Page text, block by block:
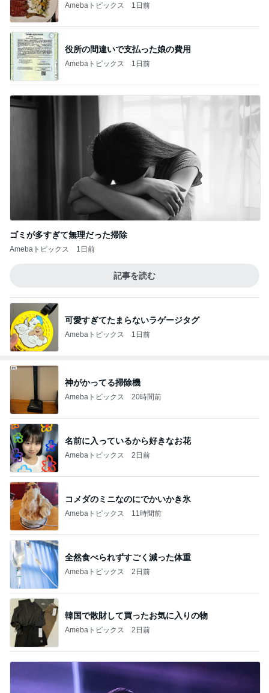
Amebaトピックス 1日前
役所の間違いで支払った娘の費用
Amebaトピックス 1日前
ゴミが多すぎて無理だった掃除
Amebaトピックス 1日前
記事を読む
可愛すぎてたまらないラゲージタグ
Amebaトピックス 1日前
神がかってる掃除機
Amebaトピックス 20時間前
名前に入っているから好きなお花
Amebaトピックス 2日前
コメダのミニなのにでかいかき氷
Amebaトピックス 11時間前
全然食べられずすごく減った体重
Amebaトピックス 2日前
韓国で散財して買ったお気に入りの物
Amebaトピックス 2日前